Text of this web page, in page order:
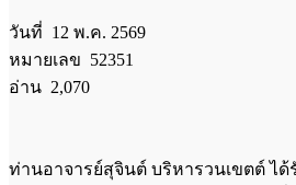
วันที่ 12 พ.ค. 2569
หมายเลข 52351
อ่าน 2,070
ท่านอาจารย์สุจินต์ บริหารวนเขตต์ ไ